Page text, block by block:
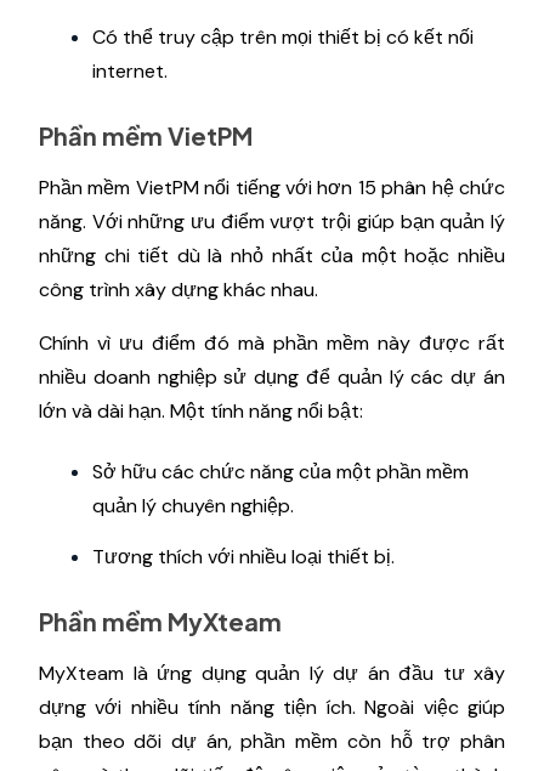
Có thể truy cập trên mọi thiết bị có kết nối
internet.
Phần mềm VietPM
Phần mềm VietPM nổi tiếng với hơn 15 phân hệ chức
năng. Với những ưu điểm vượt trội giúp bạn quản lý
những chi tiết dù là nhỏ nhất của một hoặc nhiều
công trình xây dựng khác nhau.
Chính vì ưu điểm đó mà phần mềm này được rất
nhiều doanh nghiệp sử dụng để quản lý các dự án
lớn và dài hạn. Một tính năng nổi bật:
Sở hữu các chức năng của một phần mềm
quản lý chuyên nghiệp.
Tương thích với nhiều loại thiết bị.
Phần mềm MyXteam
MyXteam là ứng dụng quản lý dự án đầu tư xây
dựng với nhiều tính năng tiện ích. Ngoài việc giúp
bạn theo dõi dự án, phần mềm còn hỗ trợ phân